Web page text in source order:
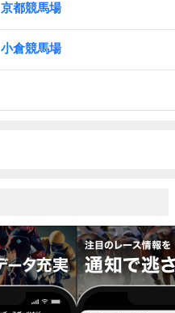
京都競馬場
小倉競馬場